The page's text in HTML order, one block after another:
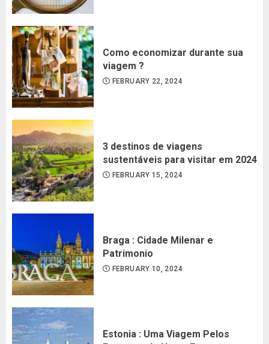
Como economizar durante sua
viagem ?
FEBRUARY 22, 2024
3 destinos de viagens
sustentáveis para visitar em 2024
FEBRUARY 15, 2024
Braga : Cidade Milenar e
Patrimonio
FEBRUARY 10, 2024
Estonia : Uma Viagem Pelos